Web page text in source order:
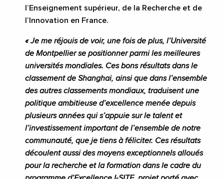
l’Enseignement supérieur, de la Recherche et de
l’Innovation en France.
« Je me réjouis de voir, une fois de plus, l’Université
de Montpellier se positionner parmi les meilleures
universités mondiales. Ces bons résultats dans le
classement de Shanghai, ainsi que dans l’ensemble
des autres classements mondiaux, traduisentune
politique ambitieuse d’excellence menée depuis
plusieurs années qui s’appuie sur le talent et
l’investissement important de l’ensemble de notre
communauté, que je tiens à féliciter. Ces résultats
découlent aussi des moyens exceptionnels alloués
pour la recherche et la formation dans le cadre du